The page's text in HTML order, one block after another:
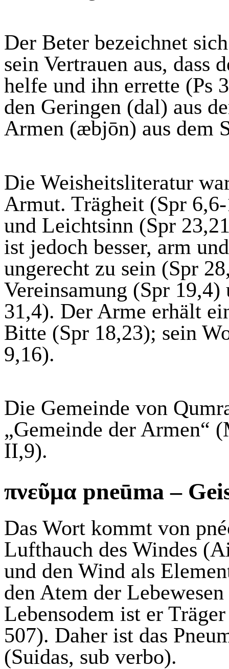
Der Beter bezeichnet
sein Vertrauen aus, dass
helfe und ihn errette (Ps
den Geringen (dal) aus
Armen (æbjōn) aus dem
Die Weisheitsliteratur
Armut. Trägheit (Spr
und Leichtsinn (Spr
ist jedoch besser, arm
ungerecht zu sein (Spr
Vereinsamung (Spr
31,4). Der Arme erhält
Bitte (Spr 18,23); sein
9,16).
Die Gemeinde von
„Gemeinde der Armen“
II,9).
πνεῦμα pneūma –
Das Wort kommt von
Lufthauch des Windes
und den Wind als
den Atem der
Lebensodem ist er
507). Daher ist das
(Suidas, sub verbo).